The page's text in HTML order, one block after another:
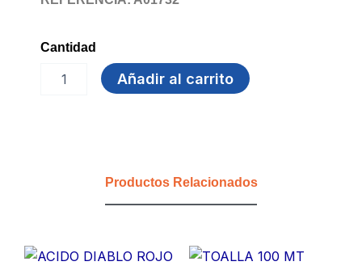
Cantidad
Añadir al carrito
Productos Relacionados